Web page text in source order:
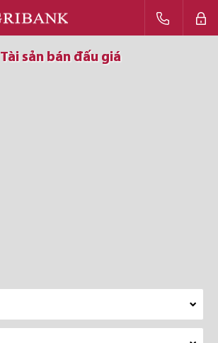
Tài sản bán đấu giá
Tài sản bán đấu giá
Tài sản bán đấu giá